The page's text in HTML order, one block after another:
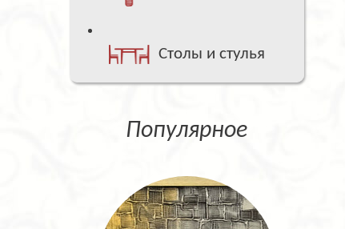
Столы и стулья
Популярное